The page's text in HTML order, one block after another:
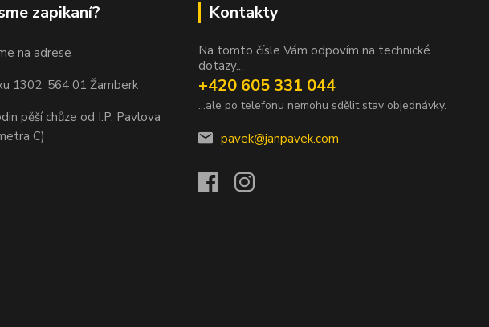
zapikaní?
na adrese
1302, 564 01 Žamberk
pěší chůze od I.P. Pavlova
C)
Kontakty
Na tomto čísle Vám odpovím na technické
dotazy...
+420 605 331 044
...ale po telefonu nemohu sdělit stav objednávky.
pavek@janpavek.com